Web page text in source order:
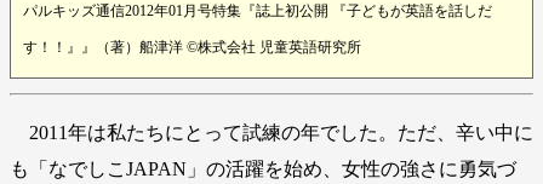
パルキッズ通信2012年01月号特集『誌上初公開 『子どもが英語を話しだ
す！！』』（著）船津洋 ©株式会社 児童英語研究所
2011年は私たちにとって試練の年でした。ただ、辛い中に
も「なでしこJAPAN」の活躍を始め、女性の強さに勇気づ